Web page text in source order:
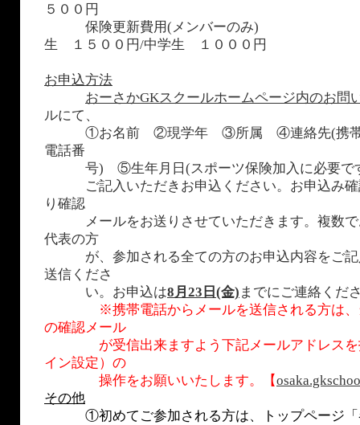
５００円
保険更新費用(メンバーの
生 １５００円/中学生 １０００円
お申込方法
おーさかGKスクールホームページ内のお問
ルにて、
①お名前 ②現学年 ③所属 ④連絡先(携帯電
電話番
号) ⑤生年月日(スポーツ保険加入に必要で
ご記入いただきお申込ください。お申込み確
り確認
メールをお送りさせていただきます。複数で
代表の方
が、参加される全ての方のお申込内容をご記
送信くださ
い。お申込は8月23日(金) までにご連絡くだ
※携帯電話からメールを送信される方は
の確認メール
が受信出来ますよう下記メールアドレスを
イン設定）の
操作をお願いいたします。【
その他
①初めてご参加される方は、トップページ「